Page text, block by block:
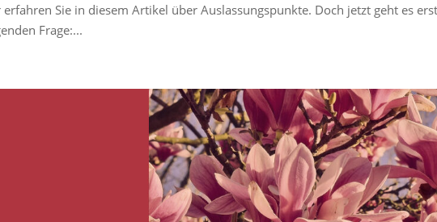
Sie in diesem Artikel über Auslassungspunkte. Doch jetzt geht es
Frage:...